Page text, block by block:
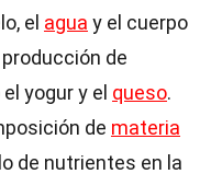
el agua y el cuerpo
de
yogur y el queso.
de materia
de nutrientes en la